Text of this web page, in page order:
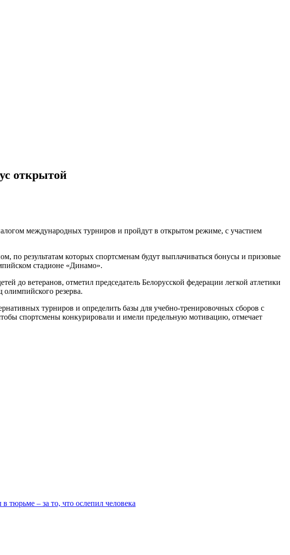
открытой
международных турниров и пройдут в открытом режиме, с участием
по результатам которых спортсменам будут выплачиваться бонусы и призовые
стадионе «Динамо».
до ветеранов, отметил председатель Белорусской федерации легкой атлетики
резерва.
турниров и определить базы для учебно-тренировочных сборов с
спортсмены конкурировали и имели предельную мотивацию, отмечает
– за то, что ослепил человека